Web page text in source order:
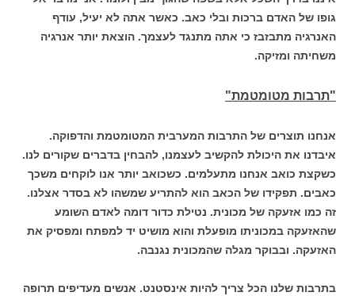
גופו של האדם ברכות ובלי כאב. כאשר אתה לא יעיל, עודף
האנרגיה מתבזבז כי אתה מתנגד לעצמך. הוצאת יותר אנרגיה
משחיתה ומזיקה.
"תרבות מטומטמת"
אנחנו תוצרים של התרבות המערבית המטומטמת והדפוקה.
איבדנו את היכולת להקשיב לעצמנו, להבחין בדברים שקורים לנו.
כשקצת כואב אנחנו מתעלמים. כשכואב יותר אנו לוקחים משכך
כאבים. תפקידו של הכאב הוא להתריע שמשהו לא בסדר אצלנו.
זה כמו אזעקה של מכונית. נטילת כדור דומה לאדם השומע
שהאזעקה במכוניתו מופעלת והוא מושיט יד למפתח ומפסיק את
האזעקה. ובבוקר מגלה שהמכונית נגנבה.
בתרבות שלנו הכל צריך להיות אינסטנט. אנשים מעדיפים תרופה